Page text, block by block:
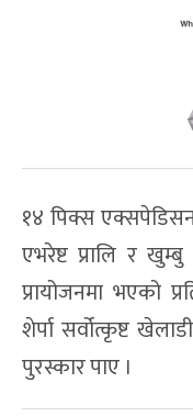
१४ पिक्स एक्सपेडिसन
एभरेष्ट प्रालि र
प्रायोजनमा भएको
शेर्पा सर्वोत्कृष्ट
पुरस्कार पाए ।